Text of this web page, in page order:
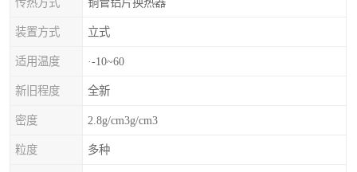
装置方式 立式
适用温度 ·-10~60
新旧程度 全新
密度 2.8g/cm3g/cm3
粒度 多种